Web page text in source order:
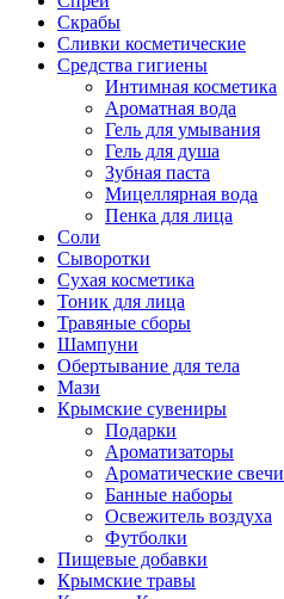
Скрабы
Сливки косметические
Средства гигиены
Интимная косметика
Ароматная вода
Гель для умывания
Гель для душа
Зубная паста
Мицеллярная вода
Пенка для лица
Соли
Сыворотки
Сухая косметика
Тоник для лица
Травяные сборы
Шампуни
Обертывание для тела
Мази
Крымские сувениры
Подарки
Ароматизаторы
Ароматические свечи
Банные наборы
Освежитель воздуха
Футболки
Пищевые добавки
Крымские травы